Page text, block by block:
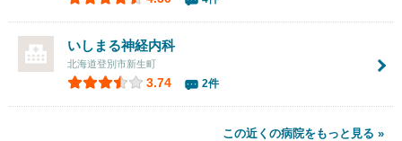
いしまる神経内科
北海道登別市新生町
3.74 2件
この近くの病院をもっと見る »